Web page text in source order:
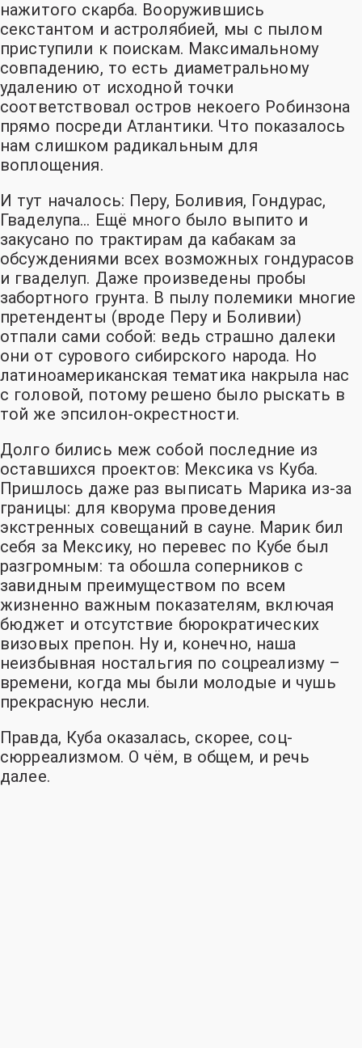
нажитого скарба. Вооружившись
секстантом и астролябией, мы с пылом
приступили к поискам. Максимальному
совпадению, то есть диаметральному
удалению от исходной точки
соответствовал остров некоего Робинзона
прямо посреди Атлантики. Что показалось
нам слишком радикальным для
воплощения.
И тут началось: Перу, Боливия, Гондурас,
Гваделупа… Ещё много было выпито и
закусано по трактирам да кабакам за
обсуждениями всех возможных гондурасов
и гваделуп. Даже произведены пробы
забортного грунта. В пылу полемики многие
претенденты (вроде Перу и Боливии)
отпали сами собой: ведь страшно далеки
они от сурового сибирского народа. Но
латиноамериканская тематика накрыла нас
с головой, потому решено было рыскать в
той же эпсилон-окрестности.
Долго бились меж собой последние из
оставшихся проектов: Мексика vs Куба.
Пришлось даже раз выписать Марика из-за
границы: для кворума проведения
экстренных совещаний в сауне. Марик бил
себя за Мексику, но перевес по Кубе был
разгромным: та обошла соперников с
завидным преимуществом по всем
жизненно важным показателям, включая
бюджет и отсутствие бюрократических
визовых препон. Ну и, конечно, наша
неизбывная ностальгия по соцреализму –
времени, когда мы были молодые и чушь
прекрасную несли.
Правда, Куба оказалась, скорее, соц-
сюрреализмом. О чём, в общем, и речь
далее.